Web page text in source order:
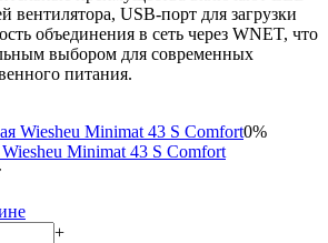
вентилятора, USB-порт для загрузки
объединения в сеть через WNET, что
выбором для современных
питания.
0%
Minimat 43 S Comfort
+